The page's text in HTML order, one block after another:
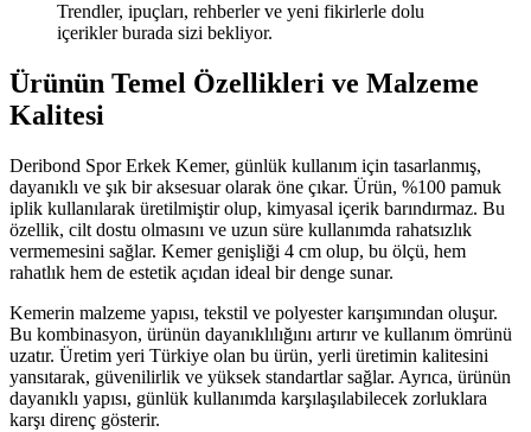
Trendler, ipuçları, rehberler ve yeni fikirlerle dolu
içerikler burada sizi bekliyor.
Ürünün Temel Özellikleri ve Malzeme
Kalitesi
Deribond Spor Erkek Kemer, günlük kullanım için tasarlanmış,
dayanıklı ve şık bir aksesuar olarak öne çıkar. Ürün, %100 pamuk
iplik kullanılarak üretilmiştir olup, kimyasal içerik barındırmaz. Bu
özellik, cilt dostu olmasını ve uzun süre kullanımda rahatsızlık
vermemesini sağlar. Kemer genişliği 4 cm olup, bu ölçü, hem
rahatlık hem de estetik açıdan ideal bir denge sunar.
Kemerin malzeme yapısı, tekstil ve polyester karışımından oluşur.
Bu kombinasyon, ürünün dayanıklılığını artırır ve kullanım ömrünü
uzatır. Üretim yeri Türkiye olan bu ürün, yerli üretimin kalitesini
yansıtarak, güvenilirlik ve yüksek standartlar sağlar. Ayrıca, ürünün
dayanıklı yapısı, günlük kullanımda karşılaşılabilecek zorluklara
karşı direnç gösterir.